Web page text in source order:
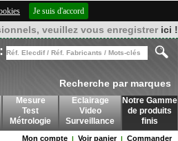
Je suis d'accord
veuillez vous enregistrer ici !
Recherche par marques
Mesure
Test
Métrologie
Eclairage
Video
Surveillance
Notre Gamme
de produits
finis
Mon compte | Voir panier| Commander